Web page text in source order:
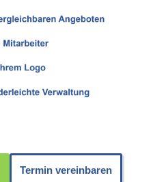
Termin vereinbaren